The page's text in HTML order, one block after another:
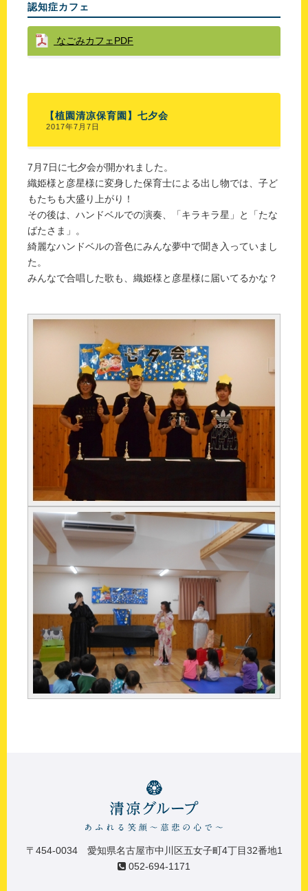
認知症カフェ
なごみカフェPDF
【植園清凉保育園】七夕会
2017年7月7日
7月7日に七夕会が開かれました。
織姫様と彦星様に変身した保育士による出し物では、子ど
もたちも大盛り上がり！
その後は、ハンドベルでの演奏、「キラキラ星」と「たな
ばたさま」。
綺麗なハンドベルの音色にみんな夢中で聞き入っていまし
た。
みんなで合唱した歌も、織姫様と彦星様に届いてるかな？
〒454-0034 愛知県名古屋市中川区五女子町4丁目32番地1
052-694-1171